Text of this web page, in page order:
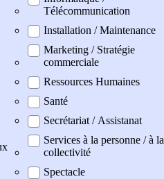
Télécommunication
Installation / Maintenance
Marketing / Stratégie
commerciale
Ressources Humaines
Santé
Secrétariat / Assistanat
Services à la personne / à la
collectivité
Spectacle